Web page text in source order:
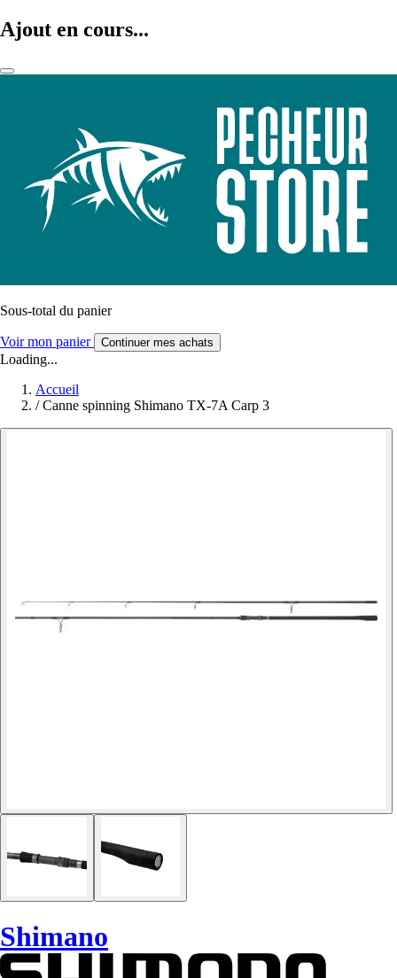
Ajout en cours...
Sous-total du panier
Voir mon panier Continuer mes achats
Loading...
Accueil
/ Canne spinning Shimano TX-7A Carp 3
Shimano